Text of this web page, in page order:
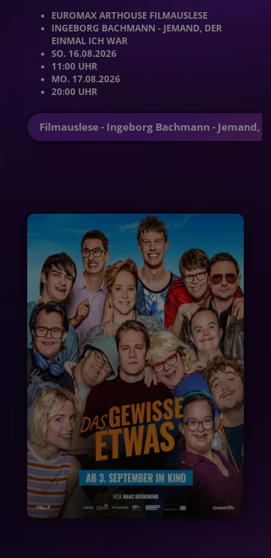
EUROMAX ARTHOUSE FILMAUSLESE
INGEBORG BACHMANN - JEMAND, DER
EINMAL ICH WAR
SO. 16.08.2026
11:00 UHR
MO. 17.08.2026
20:00 UHR
Filmauslese - Ingeborg Bachmann - Jemand,